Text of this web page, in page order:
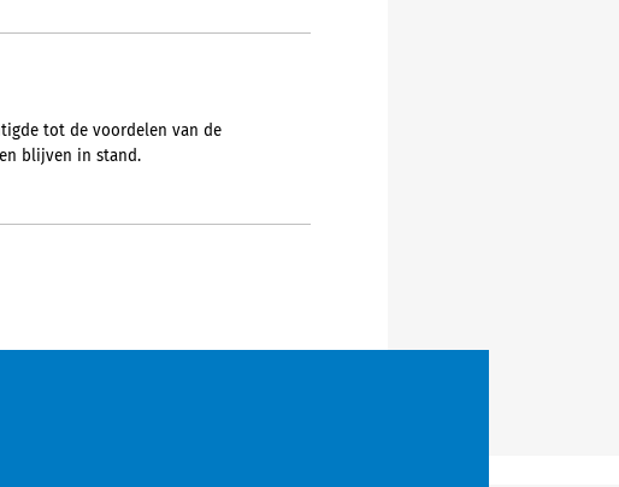
tot de voordelen van de
blijven in stand.